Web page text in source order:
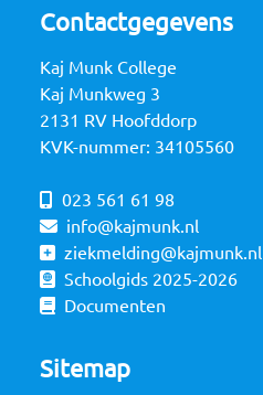
Contactgegevens
Kaj Munk College
Kaj Munkweg 3
2131 RV Hoofddorp
KVK-nummer: 34105560
023 561 61 98
info@kajmunk.nl
ziekmelding@kajmunk.nl
Schoolgids 2025-2026
Documenten
Sitemap